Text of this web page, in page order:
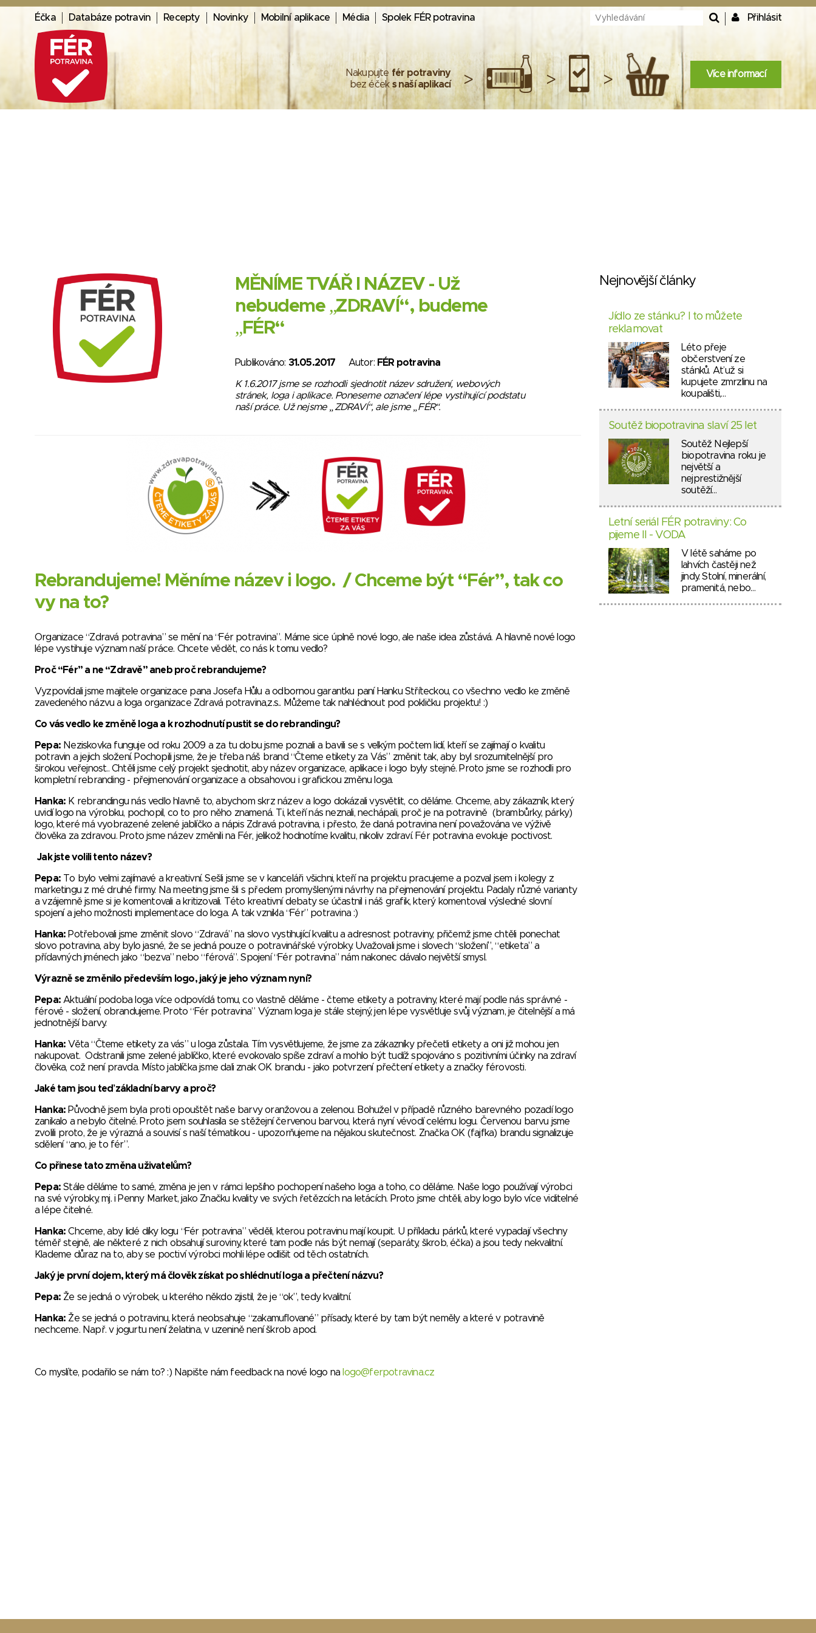
Éčka Databáze potravin Recepty Novinky Mobilní aplikace Média Spolek FÉR potravina Přihlásit
Nakupujte fér potraviny
bez éček s naší aplikací > > > Více informací
MĚNÍME TVÁŘ I NÁZEV - Už
nebudeme „ZDRAVÍ“, budeme
„FÉR“
Publikováno: 31.05.2017 Autor: FÉR potravina
K 1.6.2017 jsme se rozhodli sjednotit název sdružení, webových
stránek, loga i aplikace. Poneseme označení lépe vystihující podstatu
naší práce. Už nejsme „ZDRAVÍ“, ale jsme „FÉR“.
Rebrandujeme! Měníme název i logo. / Chceme být “Fér”, tak co
vy na to?
Organizace “Zdravá potravina” se mění na “Fér potravina”. Máme sice úplně nové logo, ale naše idea zůstává. A hlavně nové logo
lépe vystihuje význam naší práce. Chcete vědět, co nás k tomu vedlo?
Proč “Fér” a ne “Zdravě” aneb proč rebrandujeme?
Vyzpovídali jsme majitele organizace pana Josefa Hůlu a odbornou garantku paní Hanku Stříteckou, co všechno vedlo ke změně
zavedeného názvu a loga organizace Zdravá potravina,z.s.. Můžeme tak nahlédnout pod pokličku projektu! :)
Co vás vedlo ke změně loga a k rozhodnutí pustit se do rebrandingu?
Pepa: Neziskovka funguje od roku 2009 a za tu dobu jsme poznali a bavili se s velkým počtem lidí, kteří se zajímají o kvalitu
potravin a jejich složení. Pochopili jsme, že je třeba náš brand “Čteme etikety za Vás” změnit tak, aby byl srozumitelnější pro
širokou veřejnost.. Chtěli jsme celý projekt sjednotit, aby název organizace, aplikace i logo byly stejné. Proto jsme se rozhodli pro
kompletní rebranding - přejmenování organizace a obsahovou i grafickou změnu loga.
Hanka: K rebrandingu nás vedlo hlavně to, abychom skrz název a logo dokázali vysvětlit, co děláme. Chceme, aby zákazník, který
uvidí logo na výrobku, pochopil, co to pro něho znamená. Ti, kteří nás neznali, nechápali, proč je na potravině (brambůrky, párky)
logo, které má vyobrazené zelené jablíčko a nápis Zdravá potravina, i přesto, že daná potravina není považována ve výživě
člověka za zdravou. Proto jsme název změnili na Fér, jelikož hodnotíme kvalitu, nikoliv zdraví. Fér potravina evokuje poctivost.
Jak jste volili tento název?
Pepa: To bylo velmi zajímavé a kreativní. Sešli jsme se v kanceláři všichni, kteří na projektu pracujeme a pozval jsem i kolegy z
marketingu z mé druhé firmy. Na meeting jsme šli s předem promyšlenými návrhy na přejmenování projektu. Padaly různé varianty
a vzájemně jsme si je komentovali a kritizovali. Této kreativní debaty se účastnil i náš grafik, který komentoval výsledné slovní
spojení a jeho možnosti implementace do loga. A tak vznikla “Fér” potravina :)
Hanka: Potřebovali jsme změnit slovo “Zdravá” na slovo vystihující kvalitu a adresnost potraviny, přičemž jsme chtěli ponechat
slovo potravina, aby bylo jasné, že se jedná pouze o potravinářské výrobky. Uvažovali jsme i slovech “složení”, “etiketa” a
přídavných jménech jako “bezva” nebo “férová”. Spojení “Fér potravina” nám nakonec dávalo největší smysl.
Výrazně se změnilo především logo, jaký je jeho význam nyní?
Pepa: Aktuální podoba loga více odpovídá tomu, co vlastně děláme - čteme etikety a potraviny, které mají podle nás správné -
férové - složení, obrandujeme. Proto “Fér potravina” Význam loga je stále stejný, jen lépe vysvětluje svůj význam, je čitelnější a má
jednotnější barvy.
Hanka: Věta “Čteme etikety za vás” u loga zůstala. Tím vysvětlujeme, že jsme za zákazníky přečetli etikety a oni již mohou jen
nakupovat. Odstranili jsme zelené jablíčko, které evokovalo spíše zdraví a mohlo být tudíž spojováno s pozitivními účinky na zdraví
člověka, což není pravda. Místo jablíčka jsme dali znak OK brandu - jako potvrzení přečtení etikety a značky férovosti.
Jaké tam jsou teď základní barvy a proč?
Hanka: Původně jsem byla proti opouštět naše barvy oranžovou a zelenou. Bohužel v případě různého barevného pozadí logo
zanikalo a nebylo čitelné. Proto jsem souhlasila se stěžejní červenou barvou, která nyní vévodí celému logu. Červenou barvu jsme
zvolili proto, že je výrazná a souvisí s naší tématikou - upozorňujeme na nějakou skutečnost. Značka OK (fajfka) brandu signalizuje
sdělení “ano, je to fér”.
Co přinese tato změna uživatelům?
Pepa: Stále děláme to samé, změna je jen v rámci lepšího pochopení našeho loga a toho, co děláme. Naše logo používají výrobci
na své výrobky, mj. i Penny Market, jako Značku kvality ve svých řetězcích na letácích. Proto jsme chtěli, aby logo bylo více viditelné
a lépe čitelné.
Hanka: Chceme, aby lidé díky logu “Fér potravina” věděli, kterou potravinu mají koupit. U příkladu párků, které vypadají všechny
téměř stejně, ale některé z nich obsahují suroviny, které tam podle nás být nemají (separáty, škrob, éčka) a jsou tedy nekvalitní.
Klademe důraz na to, aby se poctiví výrobci mohli lépe odlišit od těch ostatních.
Jaký je první dojem, který má člověk získat po shlédnutí loga a přečtení názvu?
Pepa: Že se jedná o výrobek, u kterého někdo zjistil, že je “ok”, tedy kvalitní.
Hanka: Že se jedná o potravinu, která neobsahuje “zakamuflované” přísady, které by tam být neměly a které v potravině
nechceme. Např. v jogurtu není želatina, v uzenině není škrob apod.
Co myslíte, podařilo se nám to? :) Napište nám feedback na nové logo na logo@ferpotravina.cz
Nejnovější články
Jídlo ze stánku? I to můžete
reklamovat
Léto přeje
občerstvení ze
stánků. Ať už si
kupujete zmrzlinu na
koupališti,…
Soutěž biopotravina slaví 25 let
Soutěž Nejlepší
biopotravina roku je
největší a
nejprestižnější
soutěží…
Letní seriál FÉR potraviny: Co
pijeme II - VODA
V létě saháme po
lahvích častěji než
jindy. Stolní, minerální,
pramenitá, nebo…